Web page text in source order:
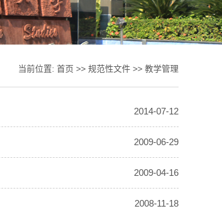
当前位置: 首页 >> 规范性文件 >> 教学管理
2014-07-12
2009-06-29
2009-04-16
2008-11-18